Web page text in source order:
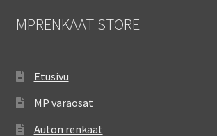
MPRENKAAT-STORE
Etusivu
MP varaosat
Auton renkaat